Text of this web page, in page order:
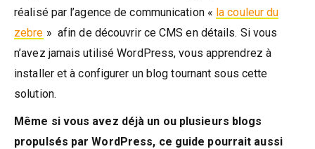
réalisé par l’agence de communication « la couleur du
zebre » afin de découvrir ce CMS en détails. Si vous
n’avez jamais utilisé WordPress, vous apprendrez à
installer et à configurer un blog tournant sous cette
solution.
Même si vous avez déjà un ou plusieurs blogs
propulsés par WordPress, ce guide pourrait aussi